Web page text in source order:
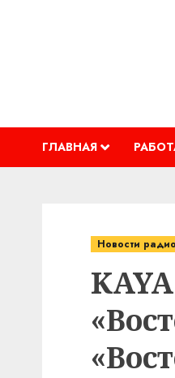
ГЛАВНАЯ
Новости радио